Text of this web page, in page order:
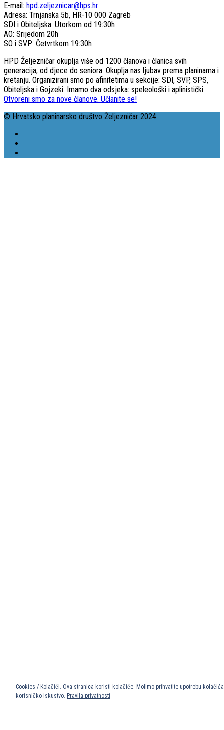
E-mail: hpd.zeljeznicar@hps.hr
Adresa: Trnjanska 5b, HR-10 000 Zagreb
SDI i Obiteljska: Utorkom od 19:30h
AO: Srijedom 20h
SO i SVP: Četvrtkom 19:30h
HPD Željezničar okuplja više od 1200 članova i članica svih
generacija, od djece do seniora. Okuplja nas ljubav prema planinama i
kretanju. Organizirani smo po afinitetima u sekcije: SDI, SVP, SPS,
Obiteljska i Gojzeki. Imamo dva odsjeka: speleološki i aplinistički.
Otvoreni smo za nove članove. Učlanite se!
© Hrvatsko planinarsko društvo Željezničar 2024.
Cookies / Kolačići. Ova stranica koristi kolačiće. Molimo prihvatite upotrebu
korisničko iskustvo. Pravila privatnosti